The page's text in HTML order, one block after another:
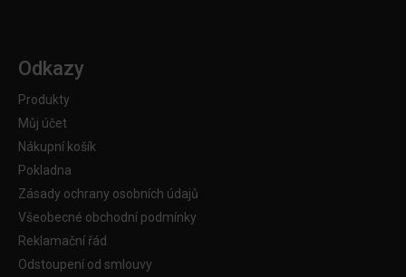
Odkazy
Produkty
Můj účet
Nákupní košík
Pokladna
Zásady ochrany osobních údajů
Všeobecné obchodní podmínky
Reklamační řád
Odstoupení od smlouvy